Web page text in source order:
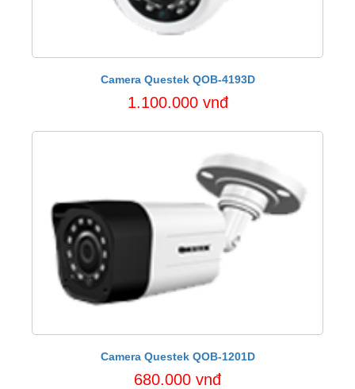
Camera Questek QOB-4193D
1.100.000 vnđ
Camera Questek QOB-1201D
680.000 vnđ